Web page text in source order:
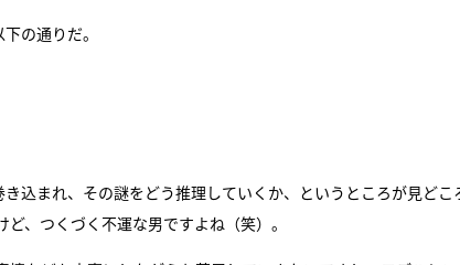
の通りだ。
き込まれ、その謎をどう推理していくか、というところが見ど
、つくづく不運な男ですよね（笑）。